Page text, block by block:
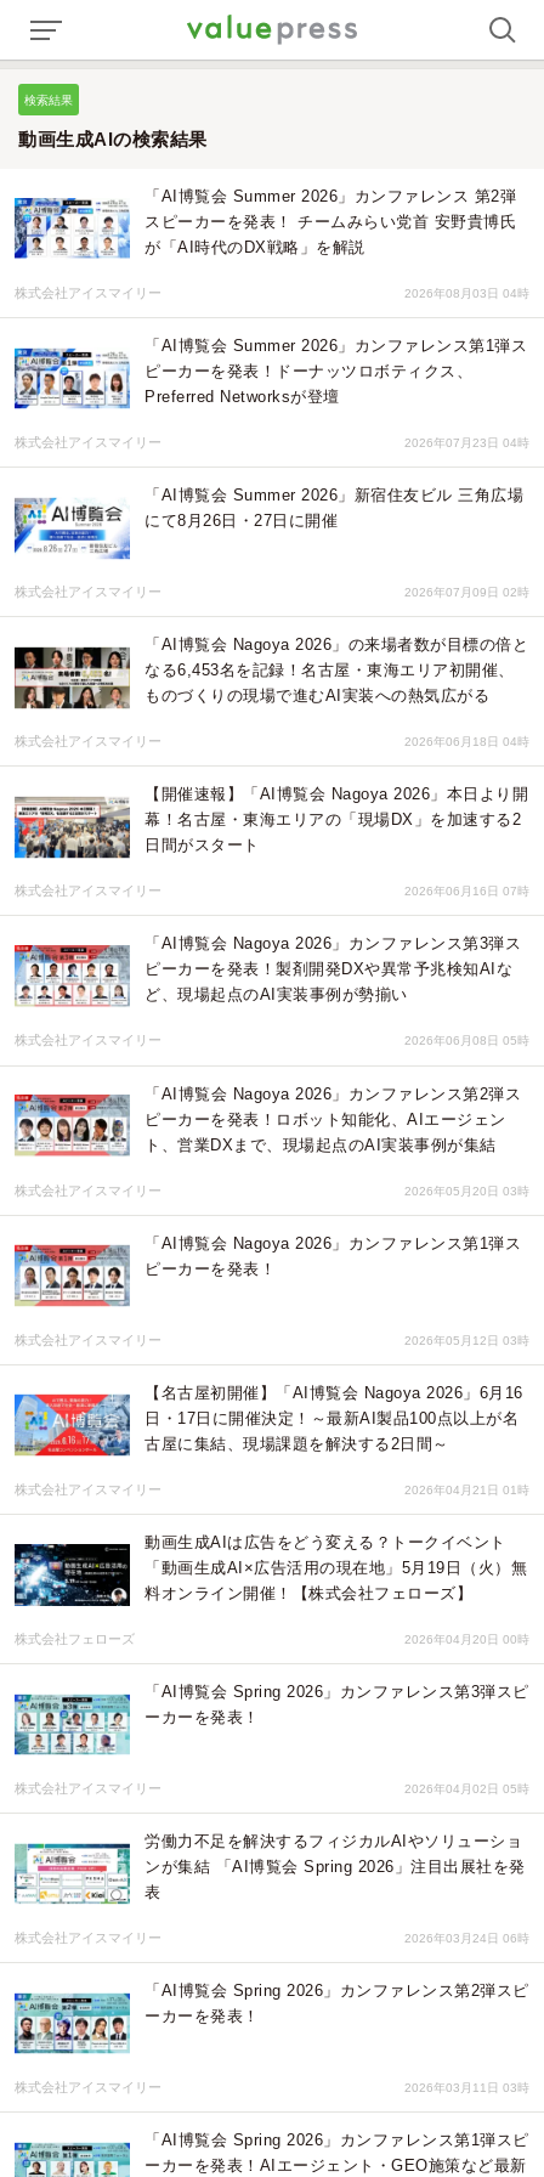
検索結果
動画生成AIの検索結果
「AI博覧会 Summer 2026」カンファレンス 第2弾
スピーカーを発表！ チームみらい党首 安野貴博氏
が「AI時代のDX戦略」を解説
株式会社アイスマイリー 2026年08月03日 04時
「AI博覧会 Summer 2026」カンファレンス第1弾ス
ピーカーを発表！ドーナッツロボティクス、
Preferred Networksが登壇
株式会社アイスマイリー 2026年07月23日 04時
「AI博覧会 Summer 2026」新宿住友ビル 三角広場
にて8月26日・27日に開催
株式会社アイスマイリー 2026年07月09日 02時
「AI博覧会 Nagoya 2026」の来場者数が目標の倍と
なる6,453名を記録！名古屋・東海エリア初開催、
ものづくりの現場で進むAI実装への熱気広がる
株式会社アイスマイリー 2026年06月18日 04時
【開催速報】「AI博覧会 Nagoya 2026」本日より開
幕！名古屋・東海エリアの「現場DX」を加速する2
日間がスタート
株式会社アイスマイリー 2026年06月16日 07時
「AI博覧会 Nagoya 2026」カンファレンス第3弾ス
ピーカーを発表！製剤開発DXや異常予兆検知AIな
ど、現場起点のAI実装事例が勢揃い
株式会社アイスマイリー 2026年06月08日 05時
「AI博覧会 Nagoya 2026」カンファレンス第2弾ス
ピーカーを発表！ロボット知能化、AIエージェン
ト、営業DXまで、現場起点のAI実装事例が集結
株式会社アイスマイリー 2026年05月20日 03時
「AI博覧会 Nagoya 2026」カンファレンス第1弾ス
ピーカーを発表！
株式会社アイスマイリー 2026年05月12日 03時
【名古屋初開催】「AI博覧会 Nagoya 2026」6月16
日・17日に開催決定！～最新AI製品100点以上が名
古屋に集結、現場課題を解決する2日間～
株式会社アイスマイリー 2026年04月21日 01時
動画生成AIは広告をどう変える？トークイベント
「動画生成AI×広告活用の現在地」5月19日（火）無
料オンライン開催！【株式会社フェローズ】
株式会社フェローズ 2026年04月20日 00時
「AI博覧会 Spring 2026」カンファレンス第3弾スピ
ーカーを発表！
株式会社アイスマイリー 2026年04月02日 05時
労働力不足を解決するフィジカルAIやソリューショ
ンが集結 「AI博覧会 Spring 2026」注目出展社を発
表
株式会社アイスマイリー 2026年03月24日 06時
「AI博覧会 Spring 2026」カンファレンス第2弾スピ
ーカーを発表！
株式会社アイスマイリー 2026年03月11日 03時
「AI博覧会 Spring 2026」カンファレンス第1弾スピ
ーカーを発表！AIエージェント・GEO施策など最新